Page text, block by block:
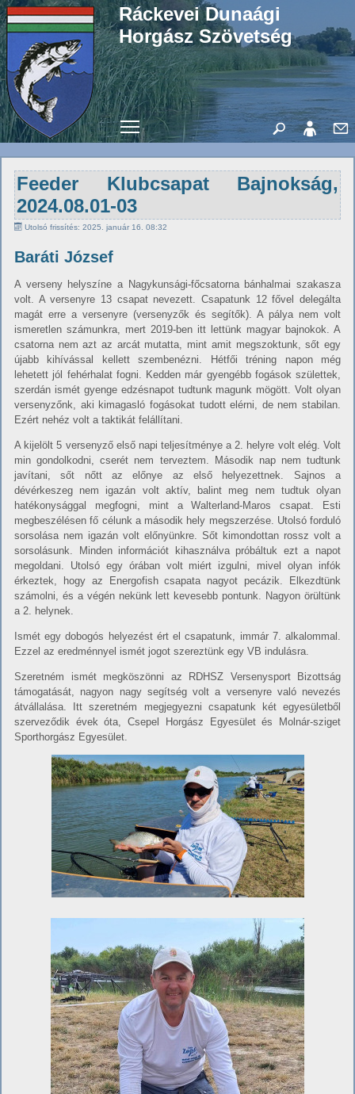
Ráckevei Dunaági
Horgász Szövetség
Toggle main menu visibility
Feeder Klubcsapat Bajnokság,
2024.08.01-03
Utolsó frissítés: 2025. január 16. 08:32
Baráti József
A verseny helyszíne a Nagykunsági-főcsatorna bánhalmai szakasza
volt. A versenyre 13 csapat nevezett. Csapatunk 12 fővel delegálta
magát erre a versenyre (versenyzők és segítők). A pálya nem volt
ismeretlen számunkra, mert 2019-ben itt lettünk magyar bajnokok. A
csatorna nem azt az arcát mutatta, mint amit megszoktunk, sőt egy
újabb kihívással kellett szembenézni. Hétfői tréning napon még
lehetett jól fehérhalat fogni. Kedden már gyengébb fogások születtek,
szerdán ismét gyenge edzésnapot tudtunk magunk mögött. Volt olyan
versenyzőnk, aki kimagasló fogásokat tudott elérni, de nem stabilan.
Ezért nehéz volt a taktikát felállítani.
A kijelölt 5 versenyző első napi teljesítménye a 2. helyre volt elég. Volt
min gondolkodni, cserét nem terveztem. Második nap nem tudtunk
javítani, sőt nőtt az előnye az első helyezettnek. Sajnos a
dévérkeszeg nem igazán volt aktív, balint meg nem tudtuk olyan
hatékonysággal megfogni, mint a Walterland-Maros csapat. Esti
megbeszélésen fő célunk a második hely megszerzése. Utolsó forduló
sorsolása nem igazán volt előnyünkre. Sőt kimondottan rossz volt a
sorsolásunk. Minden információt kihasználva próbáltuk ezt a napot
megoldani. Utolsó egy órában volt miért izgulni, mivel olyan infók
érkeztek, hogy az Energofish csapata nagyot pecázik. Elkezdtünk
számolni, és a végén nekünk lett kevesebb pontunk. Nagyon örültünk
a 2. helynek.
Ismét egy dobogós helyezést ért el csapatunk, immár 7. alkalommal.
Ezzel az eredménnyel ismét jogot szereztünk egy VB indulásra.
Szeretném ismét megköszönni az RDHSZ Versenysport Bizottság
támogatását, nagyon nagy segítség volt a versenyre való nevezés
átvállalása. Itt szeretném megjegyezni csapatunk két egyesületből
szerveződik évek óta, Csepel Horgász Egyesület és Molnár-sziget
Sporthorgász Egyesület.